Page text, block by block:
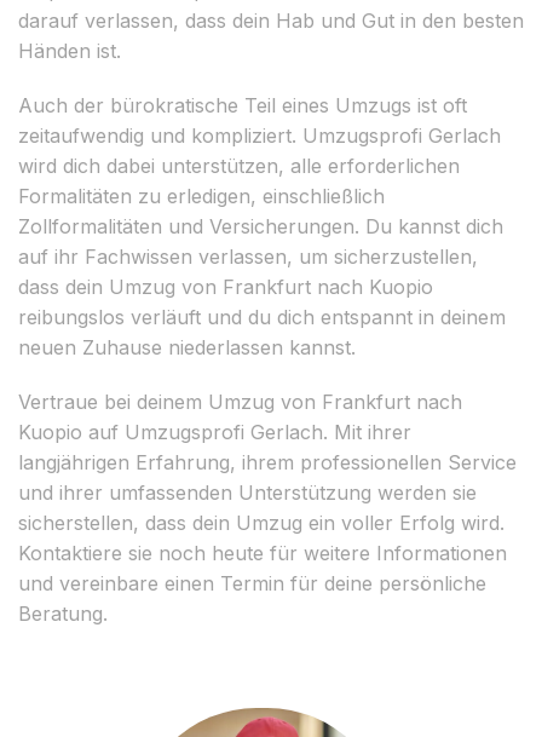
darauf verlassen, dass dein Hab und Gut in den besten
Händen ist.
Auch der bürokratische Teil eines Umzugs ist oft
zeitaufwendig und kompliziert. Umzugsprofi Gerlach
wird dich dabei unterstützen, alle erforderlichen
Formalitäten zu erledigen, einschließlich
Zollformalitäten und Versicherungen. Du kannst dich
auf ihr Fachwissen verlassen, um sicherzustellen,
dass dein Umzug von Frankfurt nach Kuopio
reibungslos verläuft und du dich entspannt in deinem
neuen Zuhause niederlassen kannst.
Vertraue bei deinem Umzug von Frankfurt nach
Kuopio auf Umzugsprofi Gerlach. Mit ihrer
langjährigen Erfahrung, ihrem professionellen Service
und ihrer umfassenden Unterstützung werden sie
sicherstellen, dass dein Umzug ein voller Erfolg wird.
Kontaktiere sie noch heute für weitere Informationen
und vereinbare einen Termin für deine persönliche
Beratung.